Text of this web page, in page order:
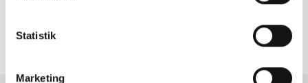
Statistik
Marketing
100/0 NaturAks